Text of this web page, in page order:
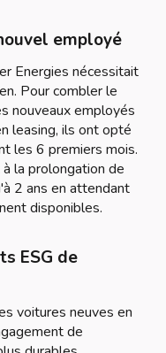
employé
Energies nécessitait
Pour combler le
nouveaux employés
leasing, ils ont opté
les 6 premiers mois.
la prolongation de
2 ans en attendant
disponibles.
ESG de
voitures neuves en
de